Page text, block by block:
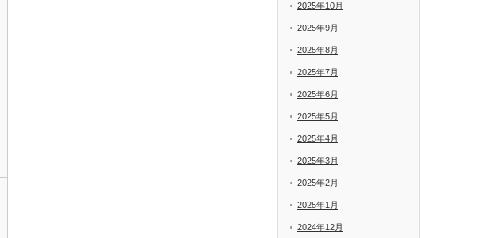
2025年10月
2025年9月
2025年8月
2025年7月
2025年6月
2025年5月
2025年4月
2025年3月
2025年2月
2025年1月
2024年12月